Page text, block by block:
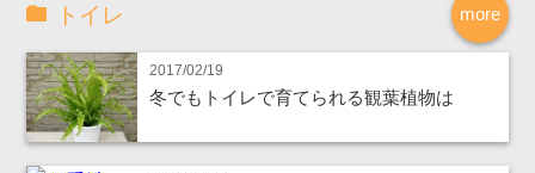
more
トイレ
2017/02/19
冬でもトイレで育てられる観葉植物は